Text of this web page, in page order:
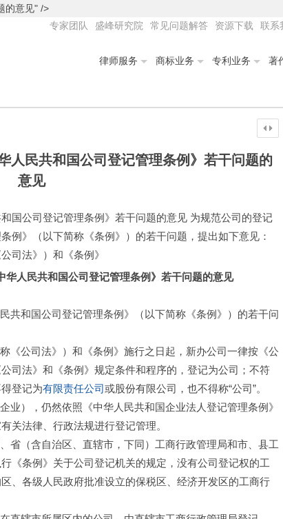
的意见" />
专家团队
盛峰研究院 常见问题解答 资源下载 联系
律师服务 商标业务 专利业务 著
人民共和国公司登记管理条例》若干问题的
意见
国公司登记管理条例》若干问题的意见 为规范公司的登记
例》（以下简称《条例》）的若干问题，提出如下意见：
司法》）和《条例》
华人民共和国公司登记管理条例》若干问题的意见
共和国公司登记管理条例》（以下简称《条例》）的若干问
《公司法》）和《条例》施行之日起，新办公司一律按《公
司法》和《条例》规定条件和程序的，登记为公司；不符
登记为有限责任公司或股份有限公司，也不得称“公司”。
业），仍然依照《中华人民共和国企业法人登记管理条例》
关法律、行政法规进行登记管理。
省（含自治区、直辖市，下同）工商行政管理局和市、县工
《条例》关于公司登记机关的规定，没有公司登记权的工
、各级人民政府批准设立的保税区、经济开发区的工商行